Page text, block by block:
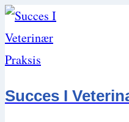
Skip
to
content
Succes I